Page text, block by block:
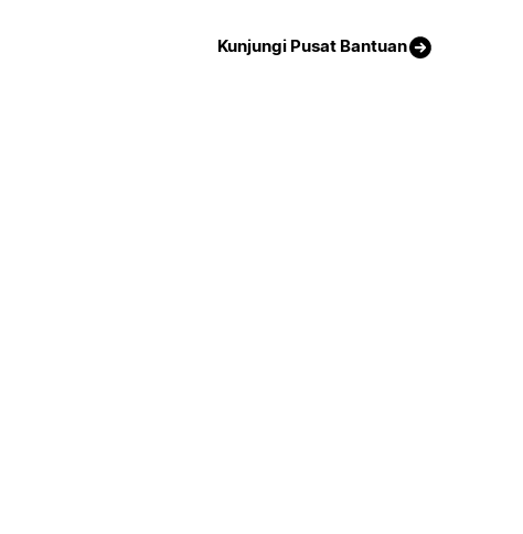
Kunjungi Pusat Bantuan